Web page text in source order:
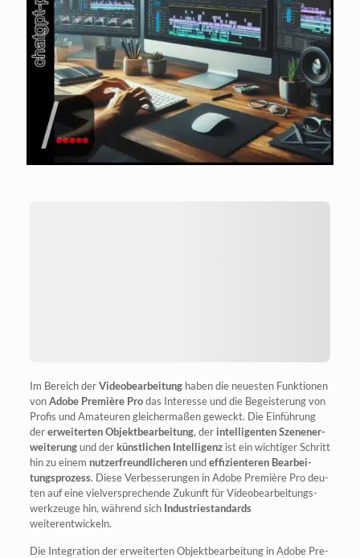
Im Bereich derVideo­be­ar­bei­tunghaben die neu­es­ten Funk­tio­nen
vonAdo­be Pre­miè­re Prodas Inter­es­se und die Begeis­te­rung von
Pro­fis und Ama­teu­ren glei­cher­ma­ßen geweckt. Die Ein­füh­rung
dererwei­ter­ten Objekt­be­ar­bei­tung, der intel­li­gen­ten Sze­n­e­n­er­
wei­te­rungund der künst­li­chen Intel­li­genzist ein wich­ti­ger Schritt
hin zu einem nut­zer­freund­li­che­renundeffi­zi­en­te­ren Bear­bei­
tungs­pro­zess. Die­se Ver­bes­se­run­gen in Ado­be Pre­miè­re Pro deu­
ten auf eine viel­ver­spre­chen­de Zukunft für Video­be­ar­bei­tungs­
werk­zeu­ge hin, wäh­rend sich Indus­trie­stan­dards
weiterentwickeln.
Die Inte­gra­ti­on der erwei­ter­ten Objekt­be­ar­bei­tung in Ado­be Pre­